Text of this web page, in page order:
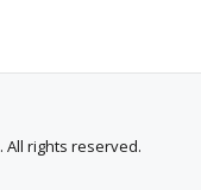
. All rights reserved.